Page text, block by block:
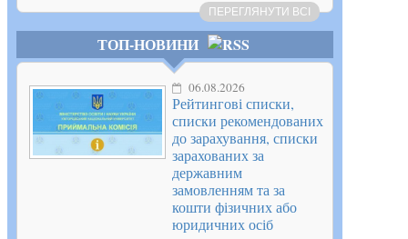
ПЕРЕГЛЯНУТИ ВСІ
ТОП-НОВИНИ
06.08.2026
Рейтингові списки,
списки рекомендованих
до зарахування, списки
зарахованих за
державним
замовленням та за
кошти фізичних або
юридичних осіб